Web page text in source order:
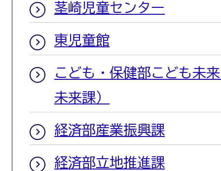
茎崎児童センター
東児童館
こども・保健部こども未
未来課）
経済部産業振興課
経済部立地推進課